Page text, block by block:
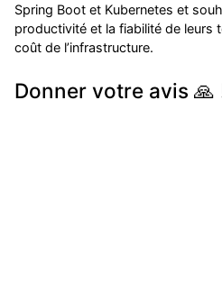
Spring Boot et Kubernetes et
productivité et la fiabilité de leurs
coût de l’infrastructure.
Donner votre avis 🙏